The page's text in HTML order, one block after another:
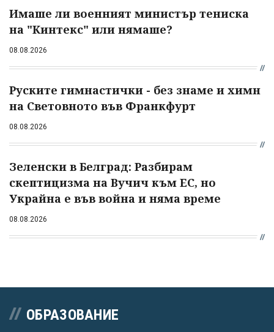
Имаше ли военният министър тениска
на "Кинтекс" или нямаше?
08.08.2026
Руските гимнастички - без знаме и химн
на Световното във Франкфурт
08.08.2026
Зеленски в Белград: Разбирам
скептицизма на Вучич към ЕС, но
Украйна е във война и няма време
08.08.2026
ОБРАЗОВАНИЕ